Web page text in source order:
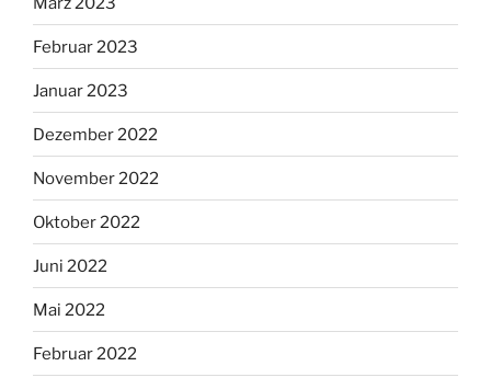
Februar 2023
Januar 2023
Dezember 2022
November 2022
Oktober 2022
Juni 2022
Mai 2022
Februar 2022